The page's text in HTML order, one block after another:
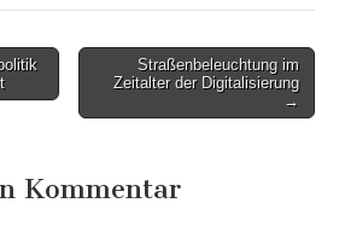
Straßenbeleuchtung im
Zeitalter der Digitalisierung
→
Kommentar